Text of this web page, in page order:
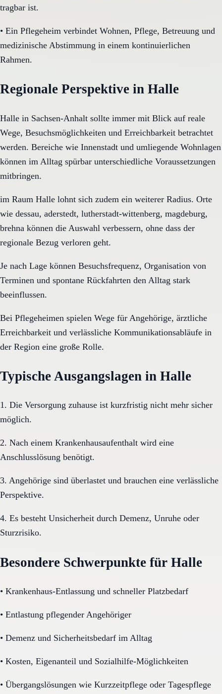
tragbar ist.
• Ein Pflegeheim verbindet Wohnen, Pflege, Betreuung und
medizinische Abstimmung in einem kontinuierlichen
Rahmen.
Regionale Perspektive in Halle
Halle in Sachsen-Anhalt sollte immer mit Blick auf reale
Wege, Besuchsmöglichkeiten und Erreichbarkeit betrachtet
werden. Bereiche wie Innenstadt und umliegende Wohnlagen
können im Alltag spürbar unterschiedliche Voraussetzungen
mitbringen.
im Raum Halle lohnt sich zudem ein weiterer Radius. Orte
wie dessau, aderstedt, lutherstadt-wittenberg, magdeburg,
brehna können die Auswahl verbessern, ohne dass der
regionale Bezug verloren geht.
Je nach Lage können Besuchsfrequenz, Organisation von
Terminen und spontane Rückfahrten den Alltag stark
beeinflussen.
Bei Pflegeheimen spielen Wege für Angehörige, ärztliche
Erreichbarkeit und verlässliche Kommunikationsabläufe in
der Region eine große Rolle.
Typische Ausgangslagen in Halle
1. Die Versorgung zuhause ist kurzfristig nicht mehr sicher
möglich.
2. Nach einem Krankenhausaufenthalt wird eine
Anschlusslösung benötigt.
3. Angehörige sind überlastet und brauchen eine verlässliche
Perspektive.
4. Es besteht Unsicherheit durch Demenz, Unruhe oder
Sturzrisiko.
Besondere Schwerpunkte für Halle
• Krankenhaus-Entlassung und schneller Platzbedarf
• Entlastung pflegender Angehöriger
• Demenz und Sicherheitsbedarf im Alltag
• Kosten, Eigenanteil und Sozialhilfe-Möglichkeiten
• Übergangslösungen wie Kurzzeitpflege oder Tagespflege